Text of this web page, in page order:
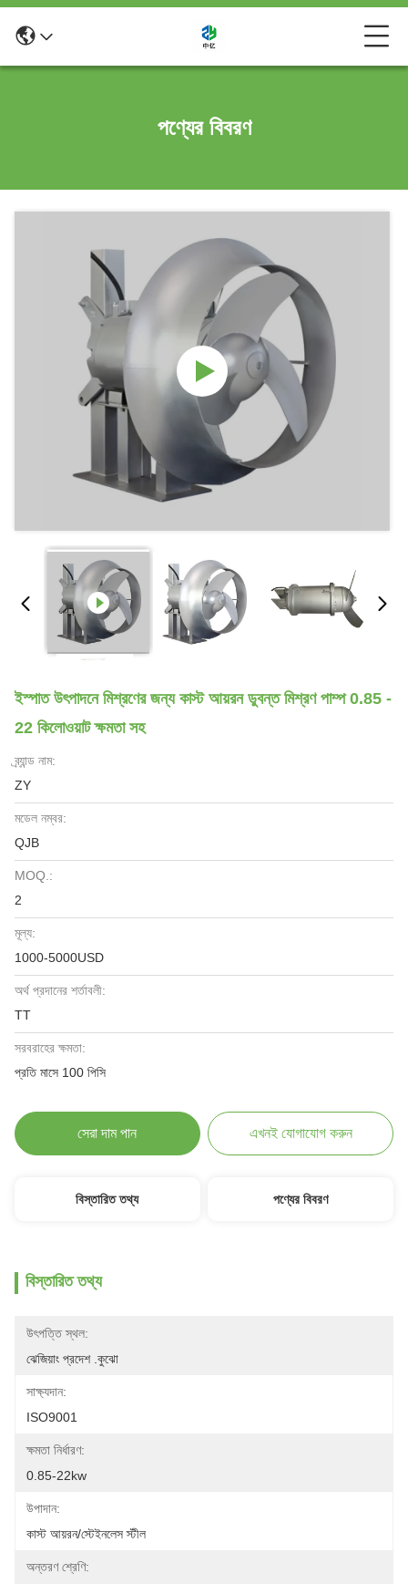
পণ্যের বিবরণ
ইস্পাত উৎপাদনে মিশ্রণের জন্য কাস্ট আয়রন ডুবন্ত মিশ্রণ পাম্প 0.85 -
22 কিলোওয়াট ক্ষমতা সহ
ব্র্যান্ড নাম:
ZY
মডেল নম্বর:
QJB
MOQ.:
2
মূল্য:
1000-5000USD
অর্থ প্রদানের শর্তাবলী:
TT
সরবরাহের ক্ষমতা:
প্রতি মাসে 100 পিসি
সেরা দাম পান এখনই যোগাযোগ করুন
বিস্তারিত তথ্য পণ্যের বিবরণ
বিস্তারিত তথ্য
উৎপত্তি স্থল:
ঝেজিয়াং প্রদেশ .কুঝো
সাক্ষ্যদান:
ISO9001
ক্ষমতা নির্ধারণ:
0.85-22kw
উপাদান:
কাস্ট আয়রন/স্টেইনলেস স্টীল
অন্তরণ শ্রেণি: